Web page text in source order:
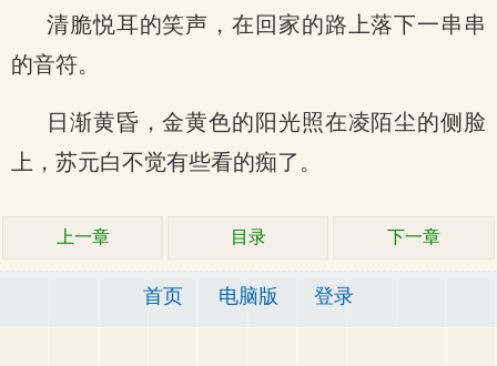
清脆悦耳的笑声，在回家的路上落下一串串
的音符。
日渐黄昏，金黄色的阳光照在凌陌尘的侧脸
上，苏元白不觉有些看的痴了。
上一章 目录 下一章
首页 电脑版 登录